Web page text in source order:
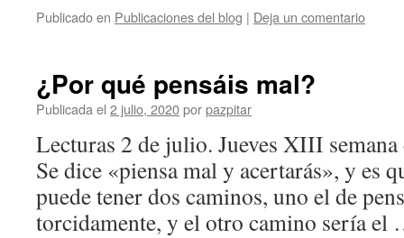
Publicado en Publicaciones del blog | Deja un comentario
¿Por qué pensáis mal?
Publicada el 2 julio, 2020porpazpitar
Lecturas 2 de julio. Jueves XIII
Se dice «piensa mal y acertarás», y es
puede tener dos caminos, uno el de
torcidamente, y el otro camino sería